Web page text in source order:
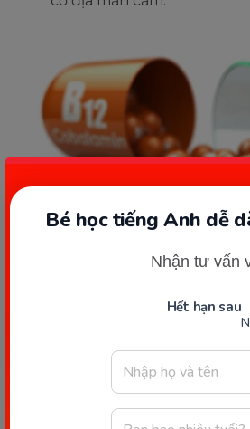
Bé học tiếng Anh dễ
Nhận tư vấn
Hết hạn sau
Các tác dụng phụ của vitamin B12
Sưu tầm
Thông qua các tác dụng phụ
mỗi người không trang bị đủ